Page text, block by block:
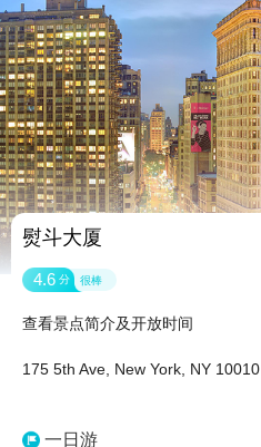
熨斗大厦
4.6 分 很棒
查看景点简介及开放时间
175 5th Ave, New York, NY 10010
一日游
